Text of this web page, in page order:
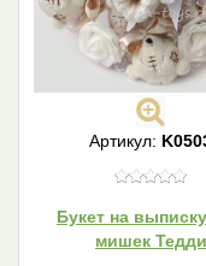
Артикул:
Букет на
мишек Тедди